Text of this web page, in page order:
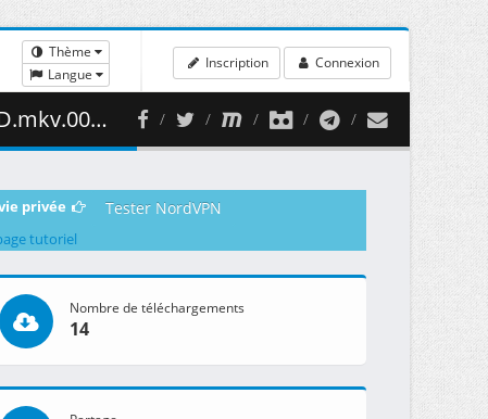
Thème
Langue
Inscription Connexion
MB )
privée Tester NordVPN
tutoriel
Nombre de téléchargements
14